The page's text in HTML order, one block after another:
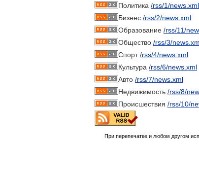
Политика /rss/1/news.xml
Бизнес /rss/2/news.xml
Образование /rss/11/
Общество /rss/3/
Спорт/rss/4/news.xml
Культура /rss/6/news.xml
Авто /rss/7/news.xml
Недвижимость /rss/8/
Происшествия /rss/10/
При перепечатке и любом другом